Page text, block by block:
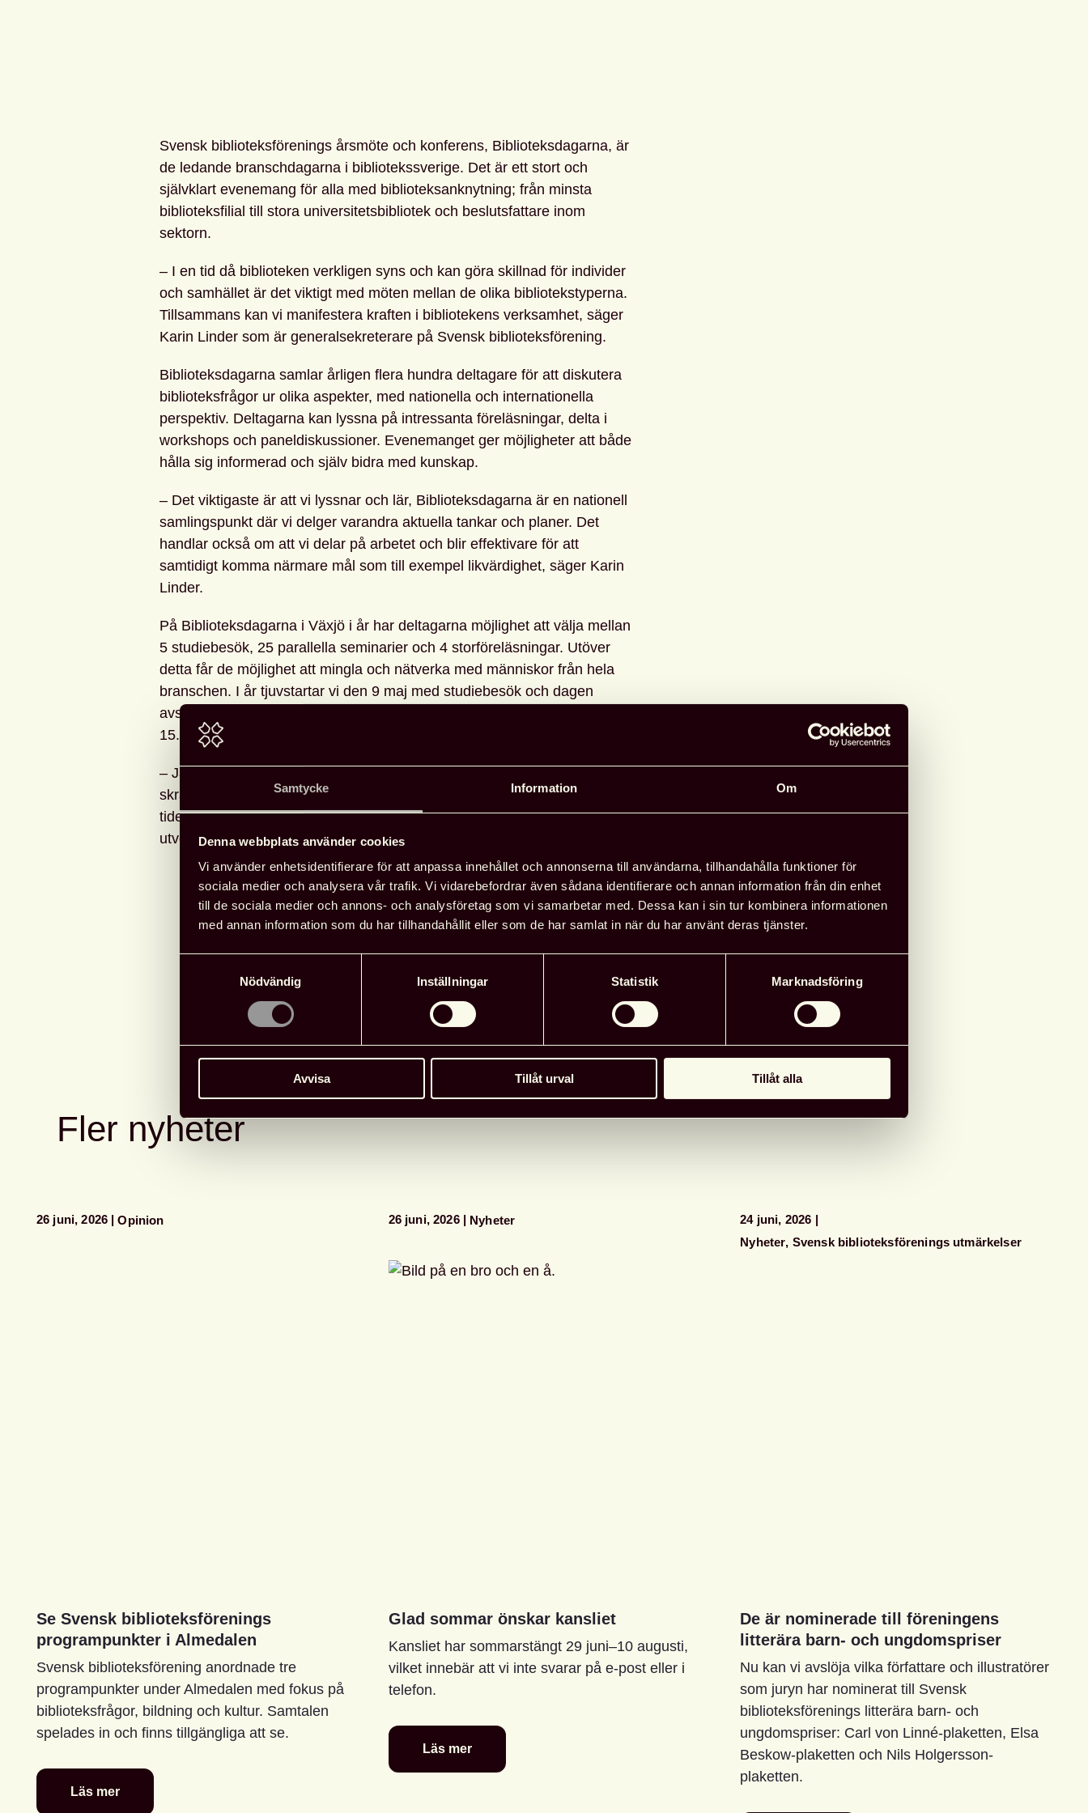
Samtycke Information Om
Denna webbplats använder cookies
Vi använder enhetsidentifierare för att anpassa innehållet och annonserna till användarna, tillhandahålla funktioner för
sociala medier och analysera vår trafik. Vi vidarebefordrar även sådana identifierare och annan information från din enhet
till de sociala medier och annons- och analysföretag som vi samarbetar med. Dessa kan i sin tur kombinera informationen
med annan information som du har tillhandahållit eller som de har samlat in när du har använt deras tjänster.
Nödvändig
Inställningar Statistik Marknadsföring
Avvisa Tillåt urval Tillåt alla
Svensk biblioteksförenings årsmöte och konferens, Biblioteksdagarna, är
de ledande branschdagarna i bibliotekssverige. Det är ett stort och
självklart evenemang för alla med biblioteksanknytning; från minsta
biblioteksfilial till stora universitetsbibliotek och beslutsfattare inom
sektorn.
– I en tid då biblioteken verkligen syns och kan göra skillnad för individer
och samhället är det viktigt med möten mellan de olika bibliotekstyperna.
Tillsammans kan vi manifestera kraften i bibliotekens verksamhet, säger
Karin Linder som är generalsekreterare på Svensk biblioteksförening.
Biblioteksdagarna samlar årligen flera hundra deltagare för att diskutera
biblioteksfrågor ur olika aspekter, med nationella och internationella
perspektiv. Deltagarna kan lyssna på intressanta föreläsningar, delta i
workshops och paneldiskussioner. Evenemanget ger möjligheter att både
hålla sig informerad och själv bidra med kunskap.
– Det viktigaste är att vi lyssnar och lär, Biblioteksdagarna är en nationell
samlingspunkt där vi delger varandra aktuella tankar och planer. Det
handlar också om att vi delar på arbetet och blir effektivare för att
samtidigt komma närmare mål som till exempel likvärdighet, säger Karin
Linder.
På Biblioteksdagarna i Växjö i år har deltagarna möjlighet att välja mellan
5 studiebesök, 25 parallella seminarier och 4 storföreläsningar. Utöver
detta får de möjlighet att mingla och nätverka med människor från hela
branschen. I år tjuvstartar vi den 9 maj med studiebesök och dagen
avslutas med mingel på Växjö stadsbibliotek. Årsmötet kommer att hållas
15.15 den 10 maj i Växjö konserthus.
– Jag ser verkligen fram emot att få träffa alla medlemmar. Jag har
skrattat mycket åt alla dessa bibliotekskonferenser som anordnas hela
tiden men att jag nu förstår att det behövs i en bransch som ständigt
utvecklas och faktiskt hela tiden ligger i framkant, säger Karin Linder.
Till programmet
Till anmälan
Fler nyheter
26 juni, 2026 Opinion
Se Svensk biblioteksförenings
programpunkter i Almedalen
Svensk biblioteksförening anordnade tre
programpunkter under Almedalen med fokus på
biblioteksfrågor, bildning och kultur. Samtalen
spelades in och finns tillgängliga att se.
Läs mer
Se
26 juni, 2026 Nyheter
Glad sommar önskar kansliet
Kansliet har sommarstängt 29 juni–10 augusti,
vilket innebär att vi inte svarar på e-post eller i
telefon.
Läs mer
Glad
sommar
24 juni, 2026
Nyheter Svensk biblioteksförenings utmärkelser
De är nominerade till föreningens
litterära barn- och ungdomspriser
Nu kan vi avslöja vilka författare och illustratörer
som juryn har nominerat till Svensk
biblioteksförenings litterära barn- och
ungdomspriser: Carl von Linné-plaketten, Elsa
Beskow-plaketten och Nils Holgersson-
plaketten.